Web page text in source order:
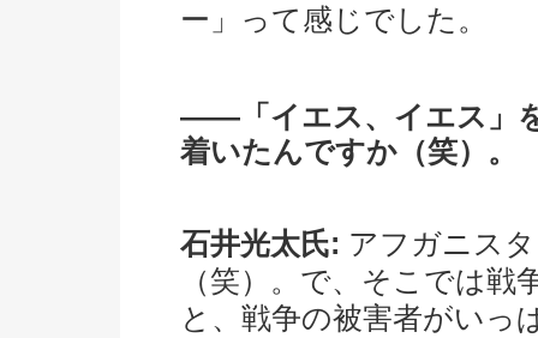
ー」って感じでした。
――「イエス、イエス」
着いたんですか（笑）。
石井光太氏: アフガニス
（笑）。で、そこでは
と、戦争の被害者がいっ